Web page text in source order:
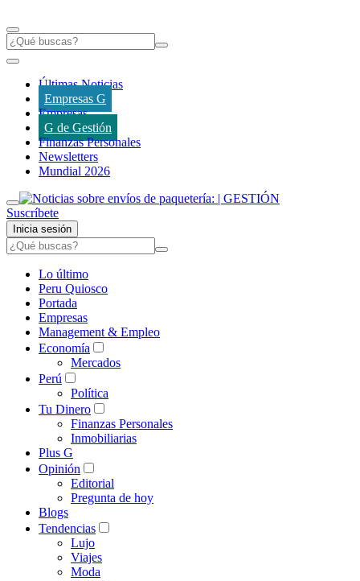
Últimas Noticias
Empresas G
Empresas
G de Gestión
Finanzas Personales
Newsletters
Mundial 2026
Suscríbete
Inicia sesión
Lo último
Peru Quiosco
Portada
Empresas
Management & Empleo
Economía
Mercados
Perú
Política
Tu Dinero
Finanzas Personales
Inmobiliarias
Plus G
Opinión
Editorial
Pregunta de hoy
Blogs
Tendencias
Lujo
Viajes
Moda